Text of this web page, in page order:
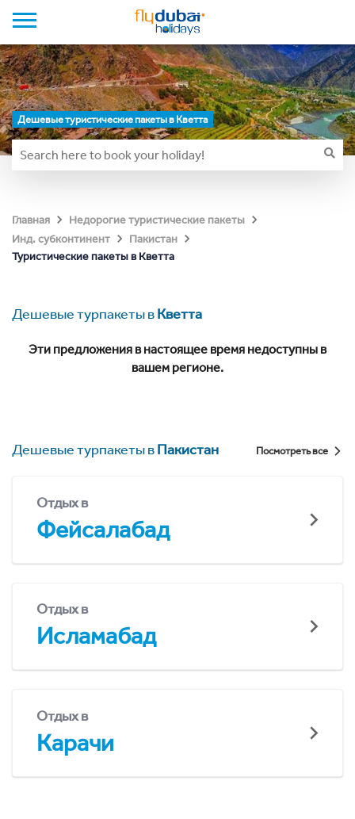
Дешевые туристические пакеты в Кветта
Главная
Недорогие туристические пакеты
Инд. субконтинент
Пакистан
Туристические пакеты в Кветта
Дешевые турпакеты вКветта
Эти предложения в настоящее время недоступны в
вашем регионе.
Дешевые турпакеты вПакистан Посмотреть все
Отдых в
Фейсалабад
Отдых в
Исламабад
Отдых в
Карачи